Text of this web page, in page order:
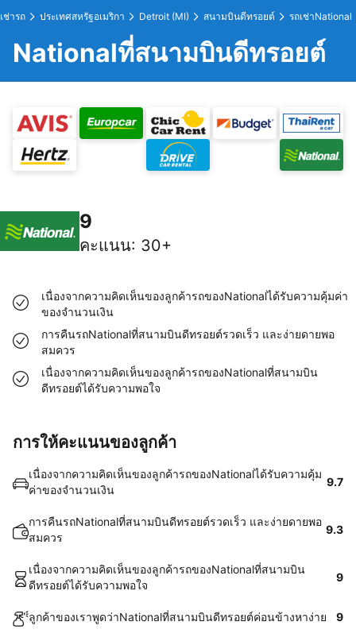
เช่ารถ ประเทศสหรัฐอเมริกา Detroit (MI) สนามบินดีทรอยต์ รถเช่าNational
Nationalที่สนามบินดีทรอยต์
9
คะแนน: 30+
เนื่องจากความคิดเห็นของลูกค้ารถของNationalได้รับความคุ้มค่า
ของจำนวนเงิน
การคืนรถNationalที่สนามบินดีทรอยต์รวดเร็ว และง่ายดายพอ
สมควร
เนื่องจากความคิดเห็นของลูกค้ารถของNationalที่สนามบิน
ดีทรอยต์ได้รับความพอใจ
การให้คะแนนของลูกค้า
เนื่องจากความคิดเห็นของลูกค้ารถของNationalได้รับความคุ้ม
ค่าของจำนวนเงิน
9.7
การคืนรถNationalที่สนามบินดีทรอยต์รวดเร็ว และง่ายดายพอ
สมควร
9.3
เนื่องจากความคิดเห็นของลูกค้ารถของNationalที่สนามบิน
ดีทรอยต์ได้รับความพอใจ
9
ลูกค้าของเราพูดว่าNationalที่สนามบินดีทรอยต์ค่อนข้างหาง่าย 9